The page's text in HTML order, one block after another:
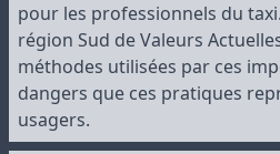
pour les professionnels du
région Sud de Valeurs
méthodes utilisées par ces
dangers que ces pratiques
usagers.